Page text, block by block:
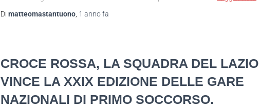
Di matteomastantuono, 1 annofa
CROCE ROSSA, LA SQUADRA DEL LAZIO
VINCE LA XXIX EDIZIONE DELLE GARE
NAZIONALI DI PRIMO SOCCORSO.